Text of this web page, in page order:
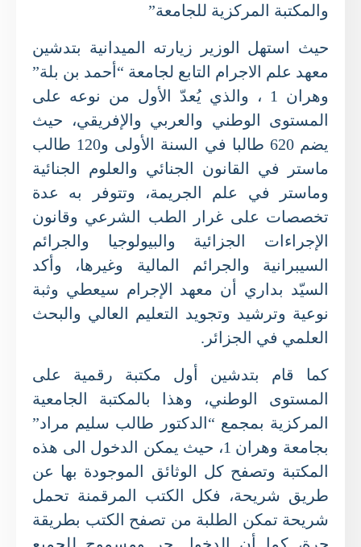
والمكتبة المركزية للجامعة”
حيث استهل الوزير زيارته الميدانية بتدشين
معهد علم الاجرام التابع لجامعة “أحمد بن بلة”
وهران 1 ، والذي يُعدّ الأول من نوعه على
المستوى الوطني والعربي والإفريقي، حيث
يضم 620 طالبا في السنة الأولى و120 طالب
ماستر في القانون الجنائي والعلوم الجنائية
وماستر في علم الجريمة، وتتوفر به عدة
تخصصات على غرار الطب الشرعي وقانون
الإجراءات الجزائية والبيولوجيا والجرائم
السيبرانية والجرائم المالية وغيرها، وأكد
السيّد بداري أن معهد الإجرام سيعطي وثبة
نوعية وترشيد وتجويد التعليم العالي والبحث
العلمي في الجزائر.
كما قام بتدشين أول مكتبة رقمية على
المستوى الوطني، وهذا بالمكتبة الجامعية
المركزية بمجمع “الدكتور طالب سليم مراد”
بجامعة وهران 1، حيث يمكن الدخول الى هذه
المكتبة وتصفح كل الوثائق الموجودة بها عن
طريق شريحة، فكل الكتب المرقمنة تحمل
شريحة تمكن الطلبة من تصفح الكتب بطريقة